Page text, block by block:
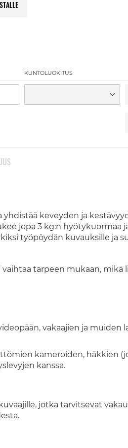
KUNTOLUOKITUS
keveyden ja
jopa 3 kg:n hyötykuormaa
työpöydän kuvauksille ja
vaihtaa tarpeen mukaan,
vakaajien ja muiden
kameroiden, häkkien
kanssa.
jotka tarvitsevat